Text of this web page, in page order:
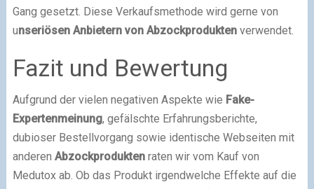
Gang gesetzt. Diese Verkaufsmethode wird gerne von
unseriösen Anbietern von Abzockproduktenverwendet.
Fazit und Bewertung
Aufgrund der vielen negativen Aspekte wie Fake-
Expertenmeinung, gefälschte Erfahrungsberichte,
dubioser Bestellvorgang sowie identische Webseiten mit
anderen Abzockproduktenraten wir vom Kauf von
Medutox ab. Ob das Produkt irgendwelche Effekte auf die